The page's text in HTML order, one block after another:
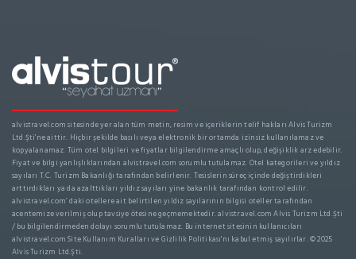
alvistravel.com sitesinde yer alan tüm metin, resim ve içeriklerin telif hakları Alvis Turizm
Ltd.Şti'ne aittir. Hiçbir şekilde basılı veya elektronik bir ortamda izinsiz kullanılamaz ve
kopyalanamaz. Tüm otel bilgileri ve fiyatlar bilgilendirme amaçlı olup, değişiklik arz edebilir.
Fiyat ve bilgi yanlışlıklarından alvistravel.com sorumlu tutulamaz. Otel kategorileri ve yıldız
sayıları T.C. Turizm Bakanlığı tarafından belirlenir. Tesislerin süreç içinde değiştirdikleri
arttırdıkları ya da azalttıkları yıldız sayıları yine bakanlık tarafından kontrol edilir.
alvistravel.com’ daki otellere ait belirtilen yıldız sayılarının bilgisi oteller tarafından
acentemize verilmiş olup tavsiye ötesine geçmemektedir. alvistravel.com Alvis Turizm Ltd.Şti
/ bu bilgilendirmeden dolayı sorumlu tutulamaz. Bu internet sitesinin kullanıcıları
alvistravel.com Site Kullanım Kuralları ve Gizlilik Politikası'nı kabul etmiş sayılırlar. © 2025
Alvis Turizm Ltd.Şti.